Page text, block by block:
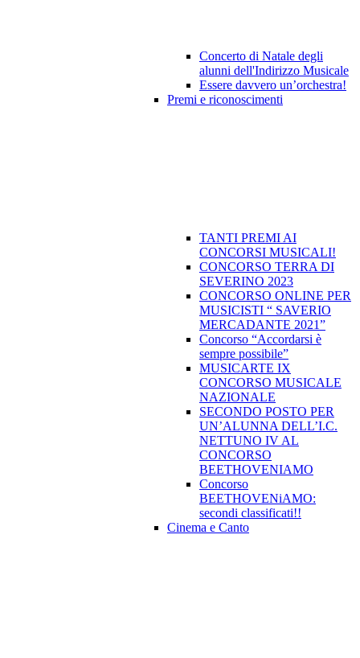
Concerto di Natale degli
alunni dell'Indirizzo Musicale
Essere davvero un’orchestra!
Premi e riconoscimenti
TANTI PREMI AI
CONCORSI MUSICALI!
CONCORSO TERRA DI
SEVERINO 2023
CONCORSO ONLINE PER
MUSICISTI “ SAVERIO
MERCADANTE 2021”
Concorso “Accordarsi è
sempre possibile”
MUSICARTE IX
CONCORSO MUSICALE
NAZIONALE
SECONDO POSTO PER
UN’ALUNNA DELL’I.C.
NETTUNO IV AL
CONCORSO
BEETHOVENIAMO
Concorso
BEETHOVENiAMO:
secondi classificati!!
Cinema e Canto